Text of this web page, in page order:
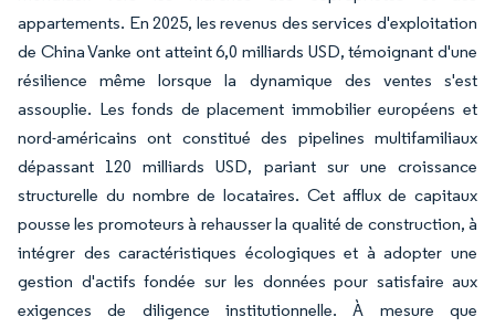
appartements. En 2025, les revenus des services d'exploitation
de China Vanke ont atteint 6,0 milliards USD, témoignant d'une
résilience même lorsque la dynamique des ventes s'est
assouplie. Les fonds de placement immobilier européens et
nord-américains ont constitué des pipelines multifamiliaux
dépassant 120 milliards USD, pariant sur une croissance
structurelle du nombre de locataires. Cet afflux de capitaux
pousse les promoteurs à rehausser la qualité de construction, à
intégrer des caractéristiques écologiques et à adopter une
gestion d'actifs fondée sur les données pour satisfaire aux
exigences de diligence institutionnelle. À mesure que